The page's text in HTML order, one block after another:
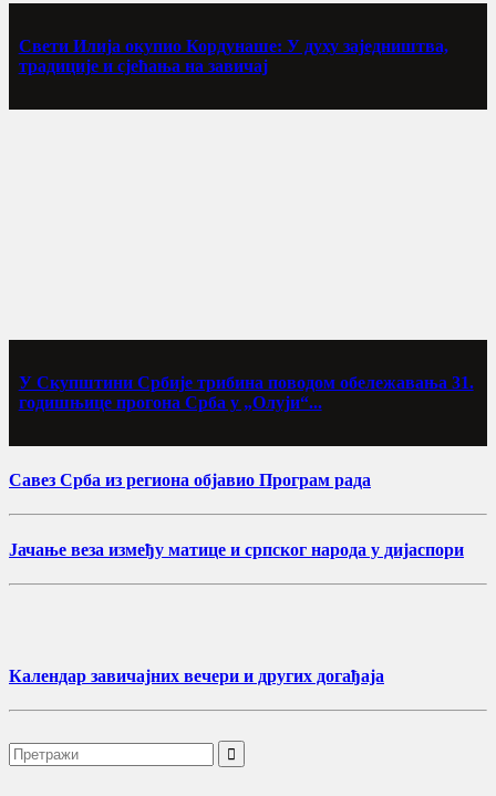
Свети Илија окупио Кордунаше: У духу заједништва,
традиције и сјећања на завичај
У Скупштини Србије трибина поводом обележавања 31.
годишњице прогона Срба у „Олуји“...
Савез Срба из региона објавио Програм рада
Јачање веза између матице и српског народа у дијаспори
Календар завичајних вечери и других догађаја